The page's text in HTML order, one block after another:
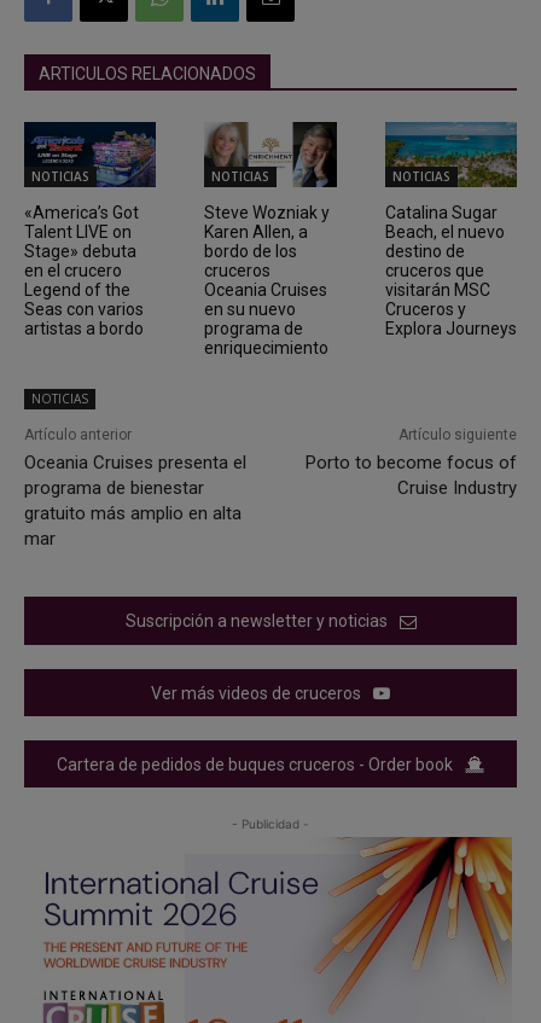
ARTICULOS RELACIONADOS
NOTICIAS
«America’s Got
Talent LIVE on
Stage» debuta
en el crucero
Legend of the
Seas con varios
artistas a bordo
NOTICIAS
Steve Wozniak y
Karen Allen, a
bordo de los
cruceros
Oceania Cruises
en su nuevo
programa de
enriquecimiento
NOTICIAS
Catalina Sugar
Beach, el nuevo
destino de
cruceros que
visitarán MSC
Cruceros y
Explora Journeys
NOTICIAS
Artículo anterior
Oceania Cruises presenta el
programa de bienestar
gratuito más amplio en alta
mar
Artículo siguiente
Porto to become focus of
Cruise Industry
Suscripción a newsletter y noticias
Ver más videos de cruceros
Cartera de pedidos de buques cruceros - Order book
- Publicidad -